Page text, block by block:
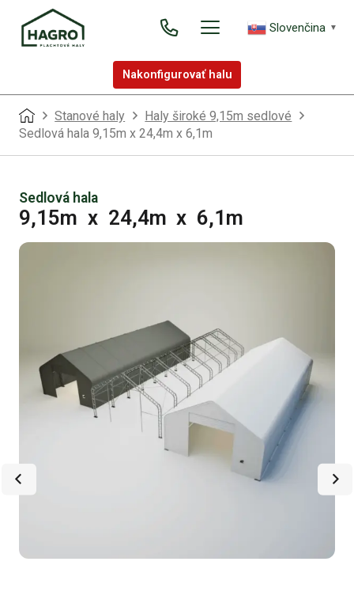
Slovenčina ▼
Nakonfigurovať halu
Stanové haly
Haly široké 9,15m sedlové
Sedlová hala 9,15m x 24,4m x 6,1m
Sedlová hala
9,15m x 24,4m x 6,1m